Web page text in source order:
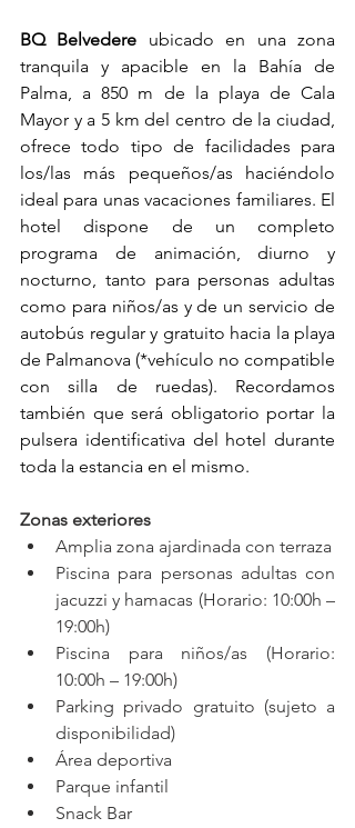
BQ Belvedere ubicado en una zona
tranquila y apacible en la Bahía de
Palma, a 850 m de la playa de Cala
Mayor y a 5 km del centro de la ciudad,
ofrece todo tipo de facilidades para
los/las más pequeños/as haciéndolo
ideal para unas vacaciones familiares. El
hotel dispone de un completo
programa de animación, diurno y
nocturno, tanto para personas adultas
como para niños/as y de un servicio de
autobús regular y gratuito hacia la playa
de Palmanova (*vehículo no compatible
con silla de ruedas). Recordamos
también que será obligatorio portar la
pulsera identificativa del hotel durante
toda la estancia en el mismo.
Zonas exteriores
Amplia zona ajardinada con terraza
Piscina para personas adultas con
jacuzzi y hamacas (Horario: 10:00h –
19:00h)
Piscina para niños/as (Horario:
10:00h – 19:00h)
Parking privado gratuito (sujeto a
disponibilidad)
Área deportiva
Parque infantil
Snack Bar